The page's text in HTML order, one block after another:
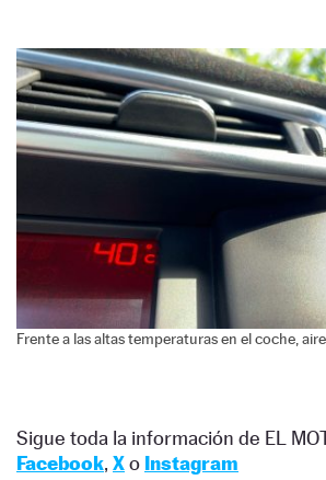
Frente a las altas temperaturas en el coche,
Sigue toda la información de EL
Facebook, Xo Instagram